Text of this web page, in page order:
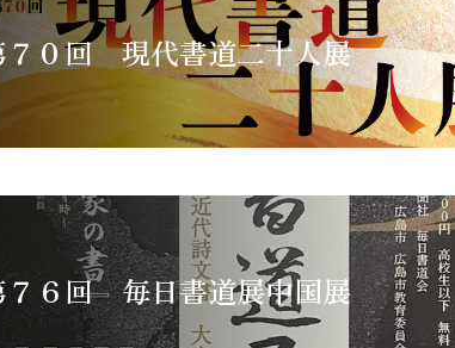
７０回 現代書道二十人展
７６回 毎日書道展中国展